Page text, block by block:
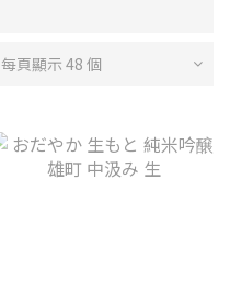
每頁顯示 48 個